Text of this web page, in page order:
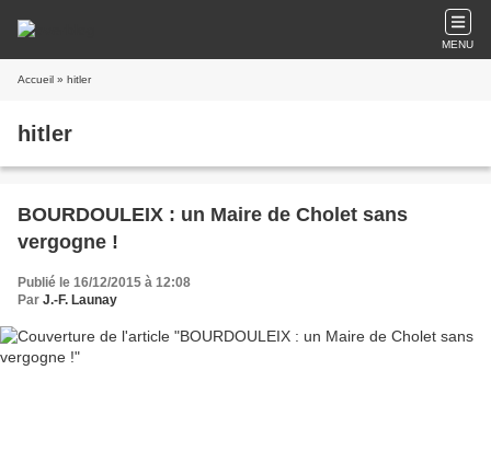
MENU
Accueil » hitler
hitler
BOURDOULEIX : un Maire de Cholet sans
vergogne !
Publié le 16/12/2015 à 12:08
Par J.-F. Launay